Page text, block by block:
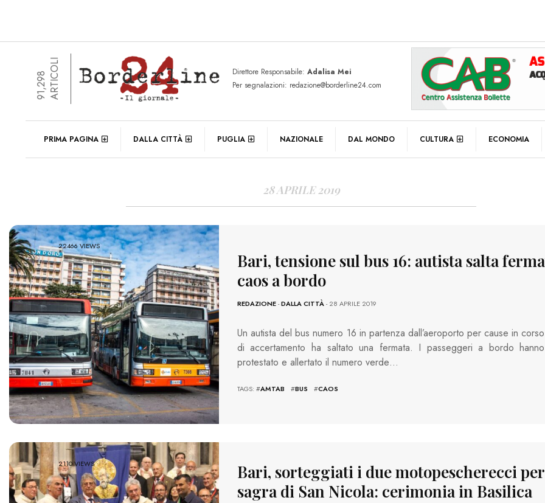
91,298ARTICOLI Direttore Responsabile: Adalisa Mei
Per segnalazioni: redazione@borderline24.com
PRIMA PAGINA DALLA CITTÀ PUGLIA NAZIONALE DAL MONDO CULTURA ECONOMIA
DAILY ARCHIVES
28 APRILE 2019
22466 VIEWS
Bari, tensione sul bus 16: autista salta
caos a bordo
REDAZIONE-DALLA CITTÀ- 28 APRILE 2019
Un autista del bus numero 16 in partenza dall’aeroporto per cause in corso
di accertamento ha saltato una fermata. I passeggeri a bordo hanno
protestato e allertato il numero verde…
TAGS: #AMTAB #BUS #CAOS
2110 VIEWS
Bari, sorteggiati i due motopescherecci
sagra di San Nicola: cerimonia in Basilica